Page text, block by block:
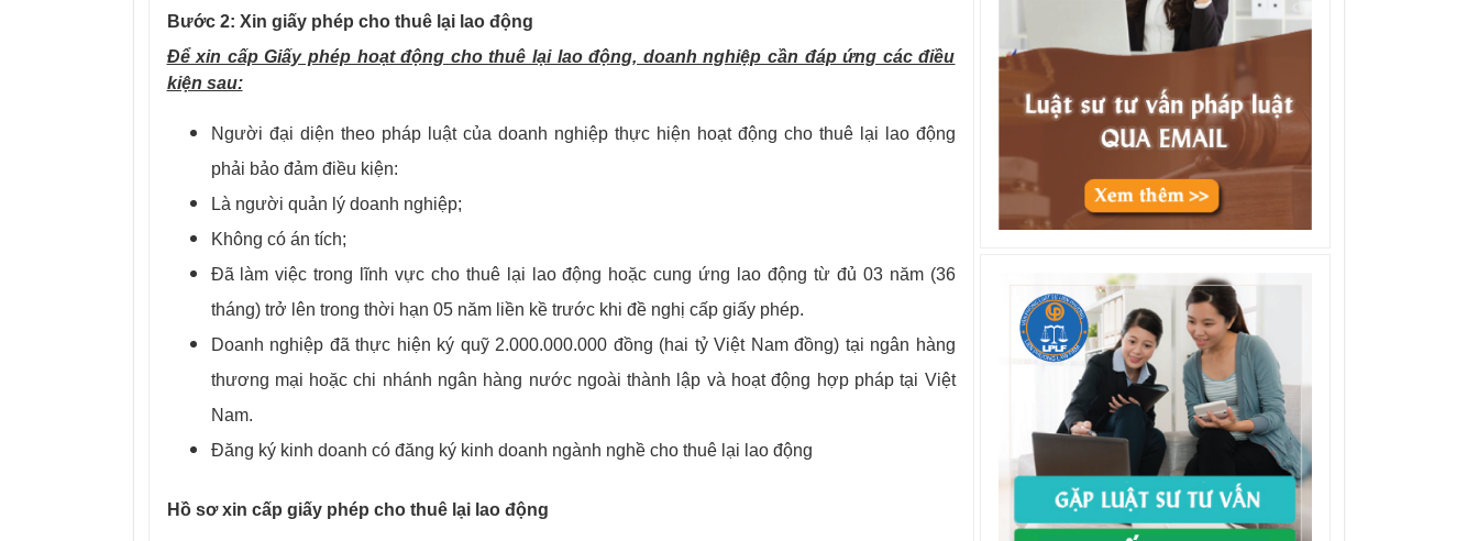
Bước 2: Xin giấy phép cho thuê lại lao động
Để xin cấp Giấy phép hoạt động cho thuê lại lao động, doanh nghiệp cần đáp ứng các điều
kiện sau:
Người đại diện theo pháp luật của doanh nghiệp thực hiện hoạt động cho thuê lại lao động
phải bảo đảm điều kiện:
Là người quản lý doanh nghiệp;
Không có án tích;
Đã làm việc trong lĩnh vực cho thuê lại lao động hoặc cung ứng lao động từ đủ 03 năm (36
tháng) trở lên trong thời hạn 05 năm liền kề trước khi đề nghị cấp giấy phép.
Doanh nghiệp đã thực hiện ký quỹ 2.000.000.000 đồng (hai tỷ Việt Nam đồng) tại ngân hàng
thương mại hoặc chi nhánh ngân hàng nước ngoài thành lập và hoạt động hợp pháp tại Việt
Nam.
Đăng ký kinh doanh có đăng ký kinh doanh ngành nghề cho thuê lại lao động
Hồ sơ xin cấp giấy phép cho thuê lại lao động